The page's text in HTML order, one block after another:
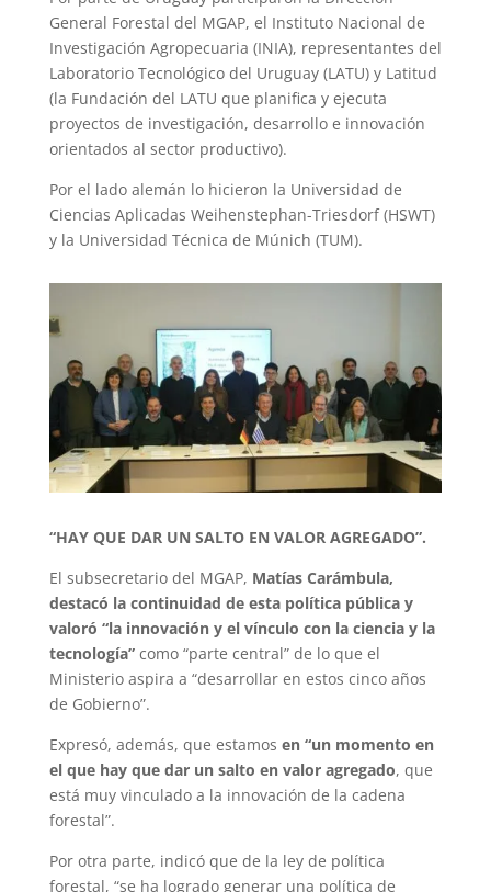
General Forestal del MGAP, el Instituto Nacional de
Investigación Agropecuaria (INIA), representantes del
Laboratorio Tecnológico del Uruguay (LATU) y Latitud
(la Fundación del LATU que planifica y ejecuta
proyectos de investigación, desarrollo e innovación
orientados al sector productivo).
Por el lado alemán lo hicieron la Universidad de
Ciencias Aplicadas Weihenstephan-Triesdorf (HSWT)
y la Universidad Técnica de Múnich (TUM).
“HAY QUE DAR UN SALTO EN VALOR AGREGADO”.
El subsecretario del MGAP, Matías Carámbula,
destacó la continuidad de esta política pública y
valoró “la innovación y el vínculo con la ciencia y la
tecnología”como “parte central” de lo que el
Ministerio aspira a “desarrollar en estos cinco años
de Gobierno”.
Expresó, además, que estamos en “un momento en
el que hay que dar un salto en valor agregado, que
está muy vinculado a la innovación de la cadena
forestal”.
Por otra parte, indicó que de la ley de política
forestal, “se ha logrado generar una política de